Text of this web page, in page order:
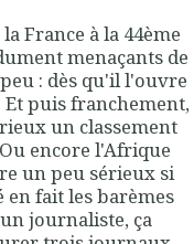
France à la 44ème
menaçants de
: dès qu'il l'ouvre
puis franchement,
un classement
encore l'Afrique
un peu sérieux si
fait les barèmes
journaliste, ça